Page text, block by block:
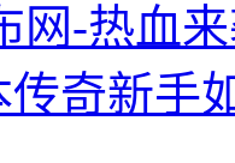
网-热血
传奇新手